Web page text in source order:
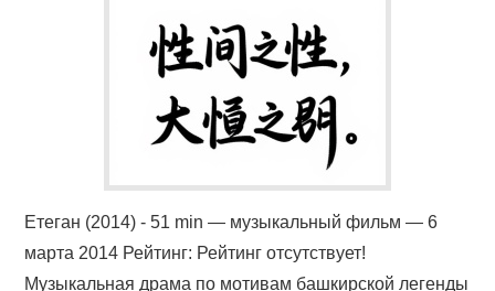
КОНТАКТЫ
Етеган (2014) - 51 min — музыкальный фильм — 6
марта 2014 Рейтинг: Рейтинг отсутствует!
Музыкальная драма по мотивам башкирской легенды